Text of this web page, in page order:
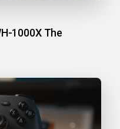
1000X The